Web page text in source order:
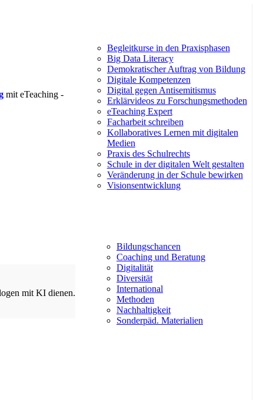
mit eTeaching -
Begleitkurse in den Praxisphasen
Big Data Literacy
Demokratischer Auftrag von Bildung
Digitale Kompetenzen
Digital gegen Antisemitismus
Erklärvideos zu Forschungsmethoden
eTeaching Expert
Facharbeit schreiben
Kollaboratives Lernen mit digitalen
Medien
Praxis des Schulrechts
Schule in der digitalen Welt gestalten
Veränderung in der Schule bewirken
Visionsentwicklung
mit KI dienen.
Bildungschancen
Coaching und Beratung
Digitalität
Diversität
International
Methoden
Nachhaltigkeit
Sonderpäd. Materialien